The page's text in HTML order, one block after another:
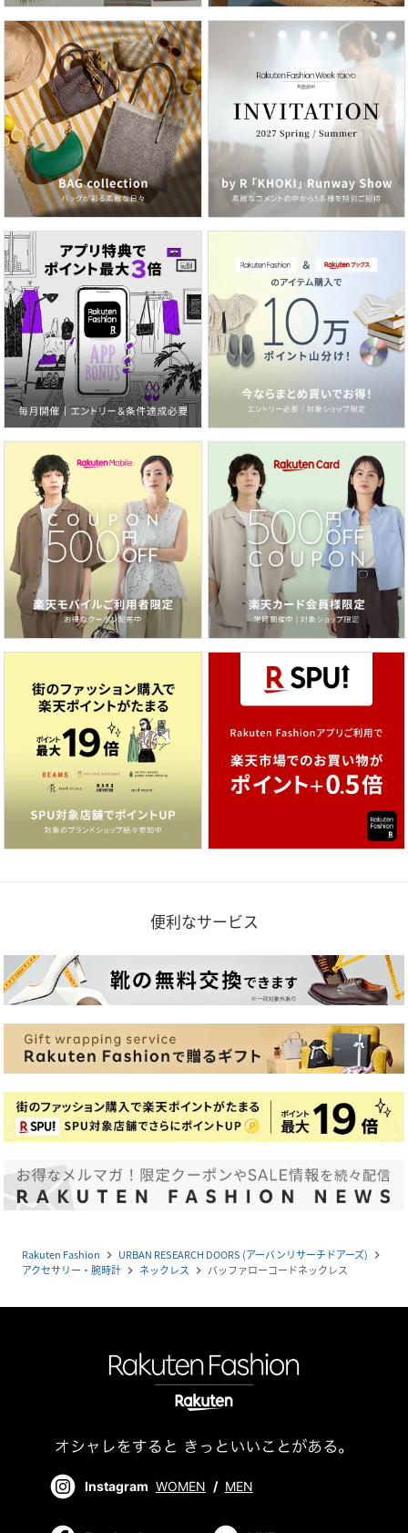
便利なサービス
Rakuten Fashion navigate_next URBAN RESEARCH DOORS (アーバンリサーチドアーズ) navigate_next
アクセサリー・腕時計 navigate_next ネックレス navigate_next バッファローコードネックレス
Instagram WOMEN / MEN